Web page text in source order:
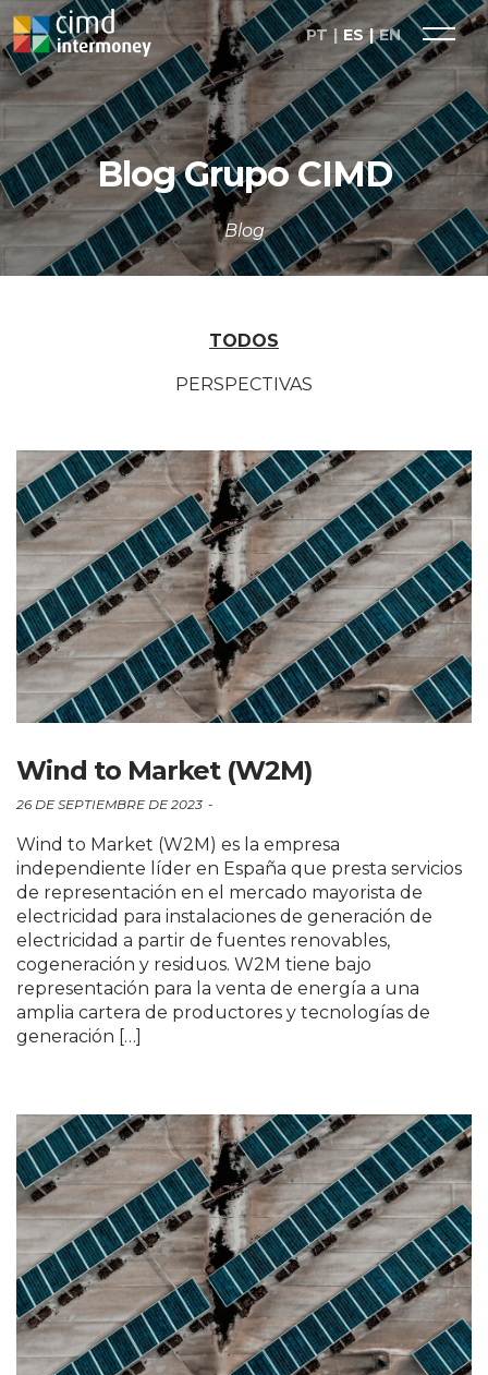
PT ES EN
Blog Grupo CIMD
Blog
TODOS
PERSPECTIVAS
Wind to Market (W2M)
26 DE SEPTIEMBRE DE 2023
Wind to Market (W2M) es la empresa
independiente líder en España que presta servicios
de representación en el mercado mayorista de
electricidad para instalaciones de generación de
electricidad a partir de fuentes renovables,
cogeneración y residuos. W2M tiene bajo
representación para la venta de energía a una
amplia cartera de productores y tecnologías de
generación […]